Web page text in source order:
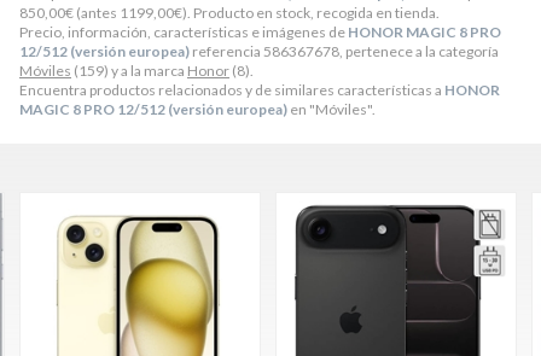
850,00€ (antes 1199,00€). Producto en stock, recogida en tienda.
Precio, información, características e imágenes de HONOR MAGIC 8 PRO
12/512 (versión europea) referencia 586367678, pertenece a la categoría
Móviles (159) y a la marca Honor (8).
Encuentra productos relacionados y de similares características a HONOR
MAGIC 8 PRO 12/512 (versión europea) en "Móviles".